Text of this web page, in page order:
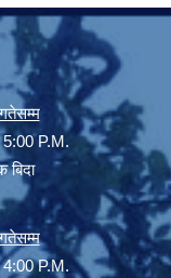
5:00 P.M.
बिदा
4:00 P.M.